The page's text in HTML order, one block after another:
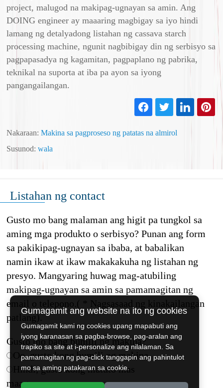
project, malugod na makipag-ugnayan sa amin. Ang
DOING engineer ay maaaring magbigay sa iyo hindi
lamang ng detalyadong listahan ng cassava starch
processing machine, ngunit nagbibigay din ng serbisyo sa
pagpapasadya ng kagamitan, pagpaplano ng pabrika,
teknikal na suporta at iba pa ayon sa iyong
pangangailangan.
Nakaraan:Makina sa pagproseso ng patatas na almirol
Susunod:wala
Listahan ng contact
Gusto mo bang malaman ang higit pa tungkol sa
aming mga produkto o serbisyo? Punan ang form
sa pakikipag-ugnayan sa ibaba, at babalikan
namin ikaw at ikaw makakakuha ng listahan ng
presyo. Mangyaring huwag mag-atubiling
makipag-ugnayan sa amin sa pamamagitan ng
email o telepono.( * Nagsasaad ng kinakailangan
patlang).
Gusto mo bang bumili ng makina?
Oo, gusto kong bumili ng makina
Hindi, gusto kong matuto mas
maaga
Gumagamit ang website na ito ng cookies
Gumagamit kami ng cookies upang mapabuti ang
iyong karanasan sa pagba-browse, pag-aralan ang
trapiko sa site at i-personalize ang nilalaman. Sa
pamamagitan ng pag-click tanggapin ang pahintulot
mo sa aming patakaran sa cookie.